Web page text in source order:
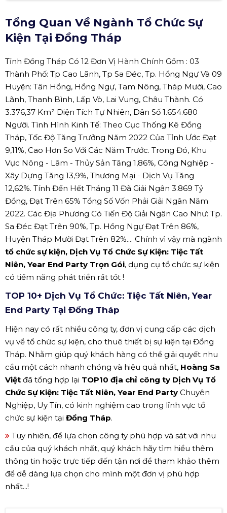
Tổng Quan Về Ngành Tổ Chức Sự
Kiện Tại Đồng Tháp
Tỉnh Đồng Tháp Có 12 Đơn Vị Hành Chính Gồm : 03
Thành Phố: Tp Cao Lãnh, Tp Sa Đéc, Tp. Hồng Ngự Và 09
Huyện: Tân Hồng, Hồng Ngự, Tam Nông, Tháp Mười, Cao
Lãnh, Thanh Bình, Lấp Vò, Lai Vung, Châu Thành. Có
3.376,37 Km² Diện Tích Tự Nhiên, Dân Số 1.654.680
Người. Tình Hình Kinh Tế: Theo Cục Thống Kê Đồng
Tháp, Tốc Độ Tăng Trưởng Năm 2022 Của Tỉnh Ước Đạt
9,11%, Cao Hơn So Với Các Năm Trước. Trong Đó, Khu
Vực Nông - Lâm - Thủy Sản Tăng 1,86%, Công Nghiệp -
Xây Dựng Tăng 13,9%, Thương Mại - Dịch Vụ Tăng
12,62%. Tính Đến Hết Tháng 11 Đã Giải Ngân 3.869 Tỷ
Đồng, Đạt Trên 65% Tổng Số Vốn Phải Giải Ngân Năm
2022. Các Địa Phương Có Tiến Độ Giải Ngân Cao Như: Tp.
Sa Đéc Đạt Trên 90%, Tp. Hồng Ngự Đạt Trên 86%,
Huyện Tháp Mười Đạt Trên 82%.... Chính vì vậy mà ngành
tổ chức sự kiện, Dịch Vụ Tổ Chức Sự Kiện: Tiệc Tất
Niên, Year End Party Trọn Gói, dụng cụ tổ chức sự kiện
có tiềm năng phát triển rất tốt !
TOP 10+ Dịch Vụ Tổ Chức: Tiệc Tất Niên, Year
End Party Tại Đồng Tháp
Hiện nay có rất nhiều công ty, đơn vị cung cấp các dịch
vụ về tổ chức sự kiện, cho thuê thiết bị sự kiện tại Đồng
Tháp. Nhằm giúp quý khách hàng có thể giải quyết nhu
cầu một cách nhanh chóng và hiệu quả nhất, Hoàng Sa
Việt đã tổng hợp lại TOP10 địa chỉ công ty Dịch Vụ Tổ
Chức Sự Kiện: Tiệc Tất Niên, Year End Party Chuyên
Nghiệp, Uy Tín, có kinh nghiệm cao trong lĩnh vực tổ
chức sự kiện tại Đồng Tháp.
Tuy nhiên, để lựa chọn công ty phù hợp và sát với nhu
cầu của quý khách nhất, quý khách hãy tìm hiểu thêm
thông tin hoặc trực tiếp đến tận nơi để tham khảo thêm
để dễ dàng lựa chọn cho mình một đơn vị phù hợp
nhất...!